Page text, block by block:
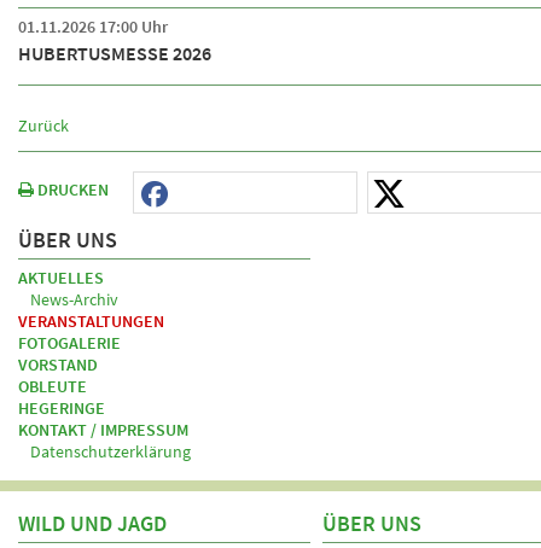
01.11.2026 17:00 Uhr
HUBERTUSMESSE 2026
Zurück
DRUCKEN
ÜBER UNS
AKTUELLES
News-Archiv
VERANSTALTUNGEN
FOTOGALERIE
VORSTAND
OBLEUTE
HEGERINGE
KONTAKT / IMPRESSUM
Datenschutzerklärung
WILD UND JAGD ÜBER UNS